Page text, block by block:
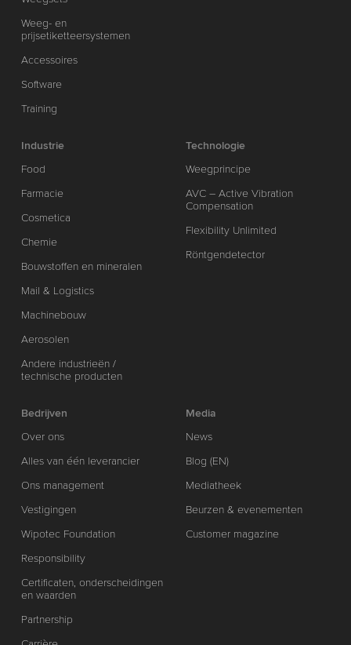
Weeg- en
prijsetiketteersystemen
Accessoires
Software
Training
Industrie
Food
Farmacie
Cosmetica
Chemie
Bouwstoffen en mineralen
Mail & Logistics
Machinebouw
Aerosolen
Andere industrieën /
technische producten
Technologie
Weegprincipe
AVC – Active Vibration
Compensation
Flexibility Unlimited
Röntgendetector
Bedrijven
Over ons
Alles van één leverancier
Ons management
Vestigingen
Wipotec Foundation
Responsibility
Certificaten, onderscheidingen
en waarden
Partnership
Media
News
Blog (EN)
Mediatheek
Beurzen & evenementen
Customer magazine